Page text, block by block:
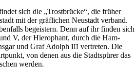
sich die „Trost­brücke“, die früher
mit der gräf­li­chen Neu­stadt ver­band.
begei­stern. Denn auf ihr finden sich
V, der Hiero­phant, durch die Ham­
und Graf Adolph III ver­treten. Die
von denen aus die Stadt­spürer das
werden.